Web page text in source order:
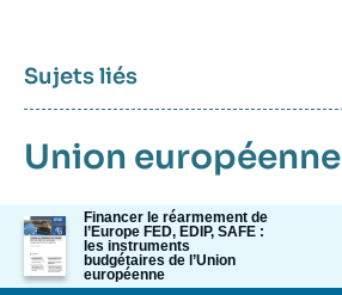
Sujets liés
Union européenne
Image
de
couverture
de
Financer le réarmement de
l’Europe FED, EDIP, SAFE :
les instruments
budgétaires de l’Union
européenne